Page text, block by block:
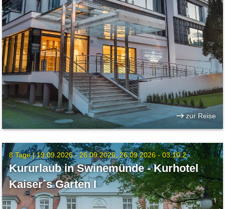
zur Reise
8 Tage |19.09.2026 - 26.09.2026 26.09.2026 - 03.10.2026
Kururlaub in Swinemünde - Kurhotel
Kaiser´s Garten I